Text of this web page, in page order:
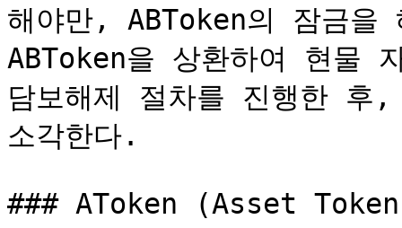
해야만, ABToken의 잠금
ABToken을 상환하여 현물
담보해제 절차를 진행한 후
소각한다.
### AToken (Asset